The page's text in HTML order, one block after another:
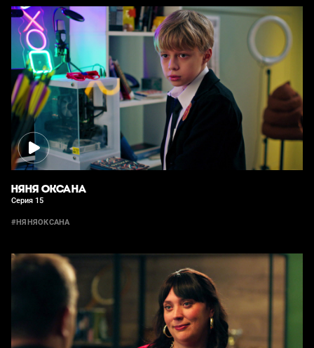
НЯНЯ ОКСАНА
Серия 15
#НЯНЯОКСАНА